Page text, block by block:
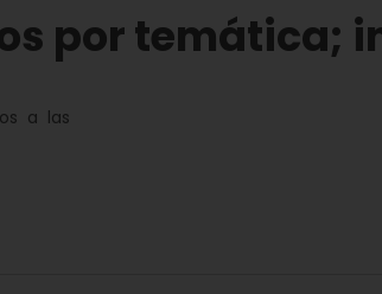
por temática;
a las